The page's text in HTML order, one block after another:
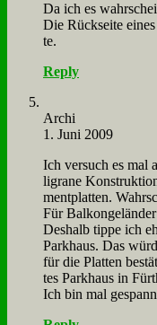
Da ich es
Die Rück­sei­te
te.
Reply
Ar­chi
1. Juni 2009
Ich ver­such es mal
li­gra­ne
ment­plat­ten.
Für
Des­halb tip­pe ich
Park­haus. Das
für die Plat­ten
tes Park­haus in
Ich bin mal